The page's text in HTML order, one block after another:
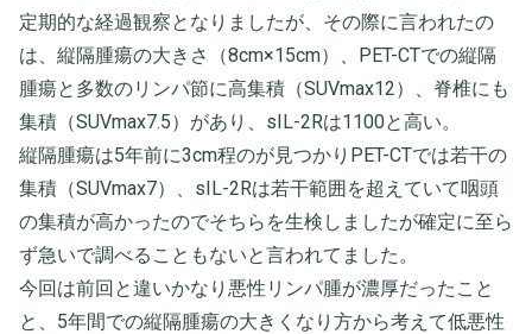
定期的な経過観察となりましたが、その際に言われたの
は、縦隔腫瘍の大きさ（8cm×15cm）、PET-CTでの縦隔
腫瘍と多数のリンパ節に高集積（SUVmax12）、脊椎にも
集積（SUVmax7.5）があり、sIL-2Rは1100と高い。
縦隔腫瘍は5年前に3cm程のが見つかりPET-CTでは若干の
集積（SUVmax7）、sIL-2Rは若干範囲を超えていて咽頭
の集積が高かったのでそちらを生検しましたが確定に至ら
ず急いで調べることもないと言われてました。
今回は前回と違いかなり悪性リンパ腫が濃厚だったこと
と、5年間での縦隔腫瘍の大きくなり方から考えて低悪性